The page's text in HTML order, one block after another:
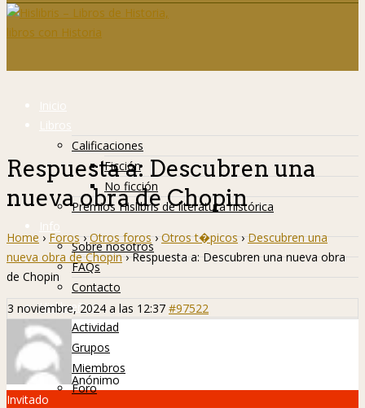
Inicio
Libros
Calificaciones
Ficción
No ficción
Premios Hislibris de literatura histórica
Info
Sobre nosotros
FAQs
Contacto
Hislibreños
Actividad
Grupos
Miembros
Foro
Respuesta a: Descubren una
nueva obra de Chopin
Home › Foros › Otros foros › Otros t�picos › Descubren una
nueva obra de Chopin › Respuesta a: Descubren una nueva obra
de Chopin
3 noviembre, 2024 a las 12:37 #97522
Anónimo
Invitado